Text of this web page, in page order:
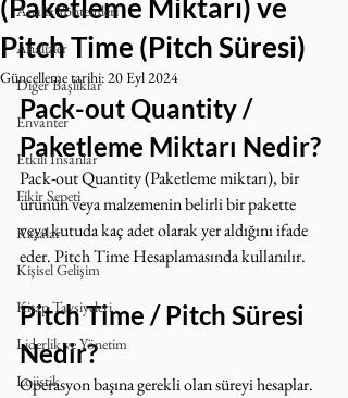
Analiz Yöntemleri
Analizler
Diğer Başlıklar
Envanter
Etkili İnsanlar
Fikir Sepeti
Kazalar
Kişisel Gelişim
Kitap Tavsiyeleri
Liderlik ve Yönetim
Lojistik
(Paketleme Miktarı) ve
Pitch Time (Pitch Süresi)
Güncelleme tarihi:20 Eyl 2024
Pack-out Quantity /
Paketleme Miktarı Nedir?
Pack-out Quantity (Paketleme miktarı), bir
ürünün veya malzemenin belirli bir pakette
veya kutuda kaç adet olarak yer aldığını ifade
eder. Pitch Time Hesaplamasında kullanılır.
Pitch Time / Pitch Süresi
Nedir?
Operasyon başına gerekli olan süreyi hesaplar.